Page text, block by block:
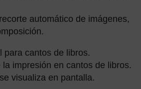
automático de imágenes,
para cantos de libros.
impresión en cantos de libros.
visualiza en pantalla.